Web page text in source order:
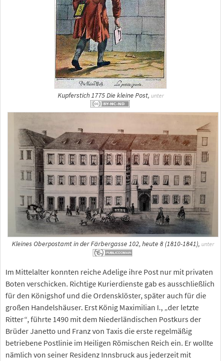
Kupferstich 1775 Die kleine Post, unter
Kleines Oberpostamt in der Färbergasse 102, heute 8 (1810-1841), unter
Im Mittelalter konnten reiche Adelige ihre Post nur mit privaten
Boten verschicken. Richtige Kurierdienste gab es ausschließlich
für den Königshof und die Ordensklöster, später auch für die
großen Handelshäuser. Erst König Maximilian I., „der letzte
Ritter“, führte 1490 mit dem Niederländischen Postkurs der
Brüder Janetto und Franz von Taxis die erste regelmäßig
betriebene Postlinie im Heiligen Römischen Reich ein. Er wollte
nämlich von seiner Residenz Innsbruck aus jederzeit mit